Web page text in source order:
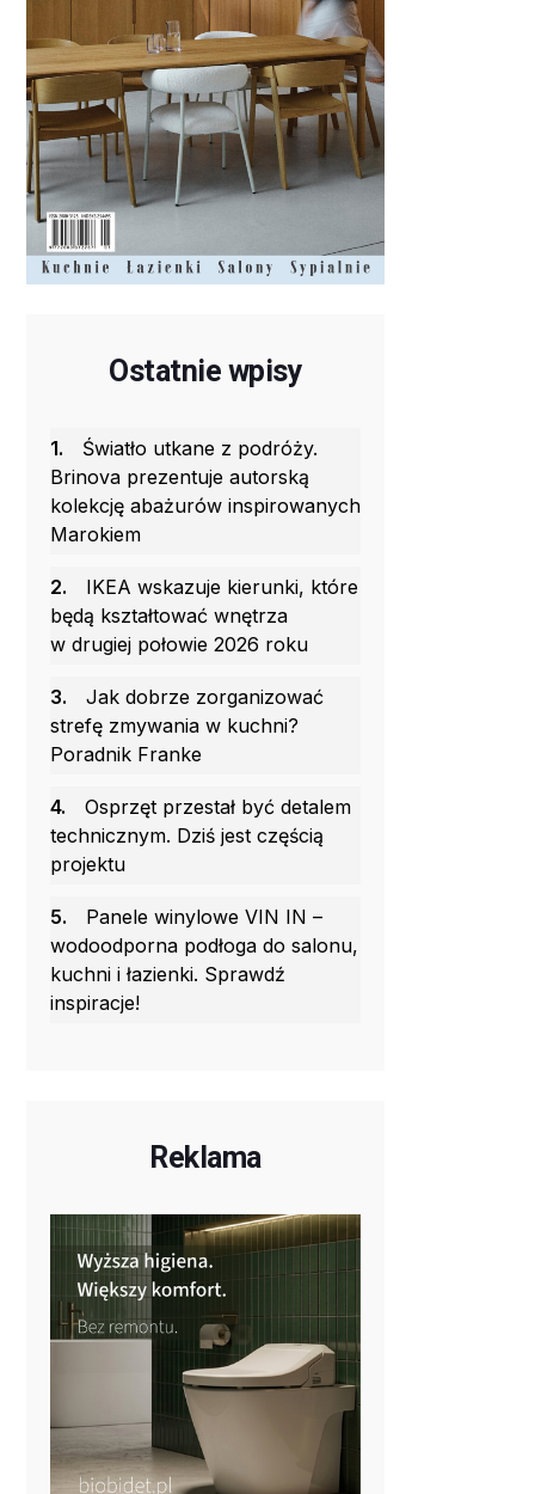
Ostatnie wpisy
1.
Światło utkane z podróży.
Brinova prezentuje autorską
kolekcję abażurów inspirowanych
Marokiem
2.
IKEA wskazuje kierunki, które
będą kształtować wnętrza
w drugiej połowie 2026 roku
3.
Jak dobrze zorganizować
strefę zmywania w kuchni?
Poradnik Franke
4.
Osprzęt przestał być detalem
technicznym. Dziś jest częścią
projektu
5.
Panele winylowe VIN IN –
wodoodporna podłoga do salonu,
kuchni i łazienki. Sprawdź
inspiracje!
Reklama